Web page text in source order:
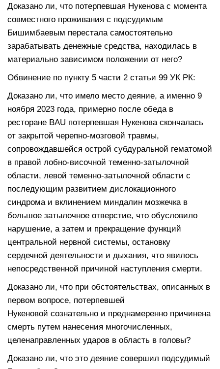
Доказано ли, что потерпевшая Нукенова с момента
совместного проживания с подсудимым
Бишимбаевым перестала самостоятельно
зарабатывать денежные средства, находилась в
материально зависимом положении от него?
Обвинение по пункту 5 части 2 статьи 99 УК РК:
Доказано ли, что имело место деяние, а именно 9
ноября 2023 года, примерно после обеда в
ресторане BAU потерпевшая Нукенова скончалась
от закрытой черепно-мозговой травмы,
сопровождавшейся острой субдуральной гематомой
в правой лобно-височной теменно-затылочной
области, левой теменно-затылочной области с
последующим развитием дислокационного
синдрома и вклинением миндалин мозжечка в
большое затылочное отверстие, что обусловило
нарушение, а затем и прекращение функций
центральной нервной системы, остановку
сердечной деятельности и дыхания, что явилось
непосредственной причиной наступления смерти.
Доказано ли, что при обстоятельствах, описанных в
первом вопросе, потерпевшей
Нукеновой сознательно и преднамеренно причинена
смерть путем нанесения многочисленных,
целенаправленных ударов в область в головы?
Доказано ли, что это деяние совершил подсудимый